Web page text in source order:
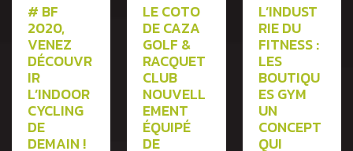
# BF
2020,
VENEZ
DÉCOUVR
IR
L’INDOOR
CYCLING
DE
DEMAIN !
LE COTO
DE CAZA
GOLF &
RACQUET
CLUB
NOUVELL
EMENT
ÉQUIPÉ
DE
L’INDUST
RIE DU
FITNESS :
LES
BOUTIQU
ES GYM
UN
CONCEPT
QUI